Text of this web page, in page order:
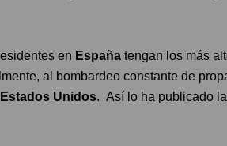
en España tengan los más
al bombardeo constante de
Estados Unidos. Así lo ha publicado